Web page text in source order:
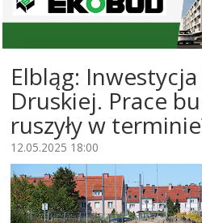
Elbląg: Inwestycja
Druskiej. Prace
ruszyły w
12.05.2025 18:00